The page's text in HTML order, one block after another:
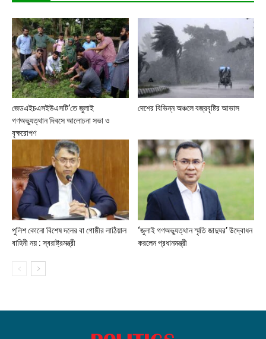
জেডএইচএসইউএসটি’তে জুলাই
গণঅভ্যুত্থান দিবসে আলোচনা সভা ও
বৃক্ষরোপণ
দেশের বিভিন্ন অঞ্চলে বজ্রবৃষ্টির আভাস
পুলিশ কোনো বিশেষ দলের বা গোষ্ঠীর লাঠিয়াল
বাহিনী নয় : স্বরাষ্ট্রমন্ত্রী
‘জুলাই গণঅভ্যুত্থান স্মৃতি জাদুঘর’ উদ্বোধন
করলেন প্রধানমন্ত্রী